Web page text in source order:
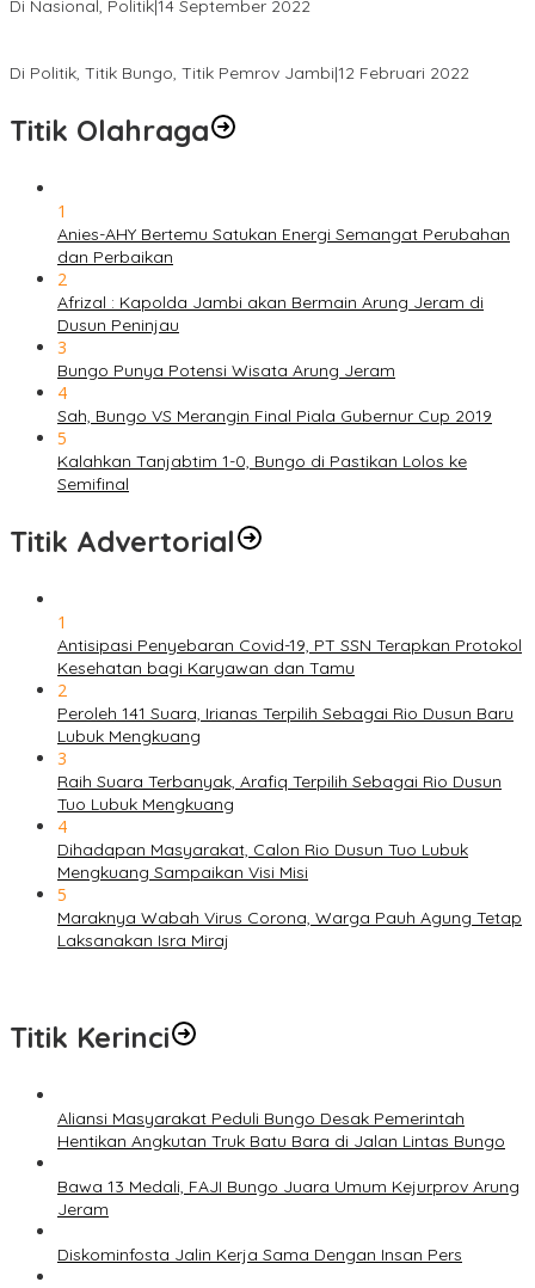
Di Nasional, Politik|14 September 2022
Di Politik, Titik Bungo, Titik Pemrov Jambi|12 Februari 2022
Titik Olahraga
1
Anies-AHY Bertemu Satukan Energi Semangat Perubahan
dan Perbaikan
2
Afrizal : Kapolda Jambi akan Bermain Arung Jeram di
Dusun Peninjau
3
Bungo Punya Potensi Wisata Arung Jeram
4
Sah, Bungo VS Merangin Final Piala Gubernur Cup 2019
5
Kalahkan Tanjabtim 1-0, Bungo di Pastikan Lolos ke
Semifinal
Titik Advertorial
1
Antisipasi Penyebaran Covid-19, PT SSN Terapkan Protokol
Kesehatan bagi Karyawan dan Tamu
2
Peroleh 141 Suara, Irianas Terpilih Sebagai Rio Dusun Baru
Lubuk Mengkuang
3
Raih Suara Terbanyak, Arafiq Terpilih Sebagai Rio Dusun
Tuo Lubuk Mengkuang
4
Dihadapan Masyarakat, Calon Rio Dusun Tuo Lubuk
Mengkuang Sampaikan Visi Misi
5
Maraknya Wabah Virus Corona, Warga Pauh Agung Tetap
Laksanakan Isra Miraj
Titik Kerinci
Aliansi Masyarakat Peduli Bungo Desak Pemerintah
Hentikan Angkutan Truk Batu Bara di Jalan Lintas Bungo
Bawa 13 Medali, FAJI Bungo Juara Umum Kejurprov Arung
Jeram
Diskominfosta Jalin Kerja Sama Dengan Insan Pers